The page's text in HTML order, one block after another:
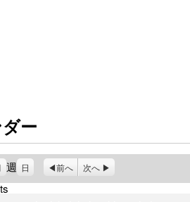
ー
週 日 前へ 次へ